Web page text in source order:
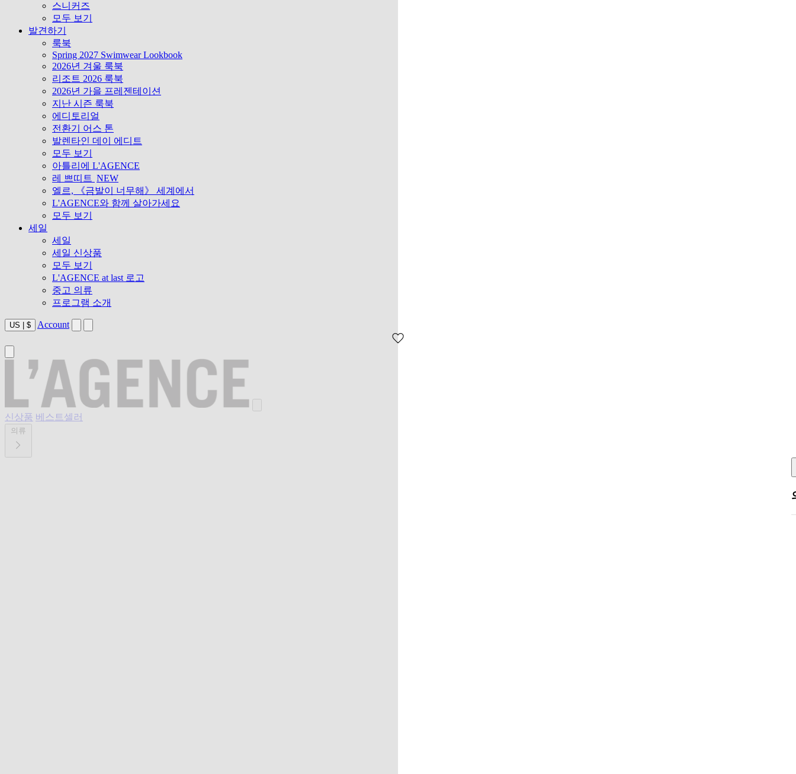
스니커즈
모두 보기
발견하기
룩북
Spring 2027 Swimwear Lookbook
2026년 겨울 룩북
리조트 2026 룩북
2026년 가을 프레젠테이션
지난 시즌 룩북
에디토리얼
전환기 어스 톤
발렌타인 데이 에디트
모두 보기
아틀리에 L'AGENCE
레 쁘띠트 NEW
엘르, 《금발이 너무해》 세계에서
L'AGENCE와 함께 살아가세요
모두 보기
세일
세일
세일 신상품
모두 보기
L'AGENCE at last 로고
중고 의류
프로그램 소개
US $ Account
신상품 베스트셀러
의류